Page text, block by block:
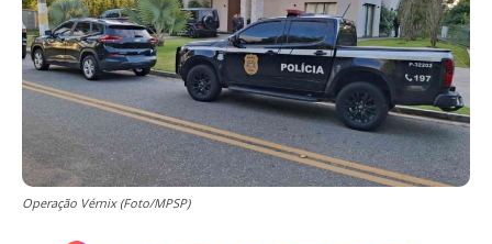
Operação Vérnix (Foto/MPSP)